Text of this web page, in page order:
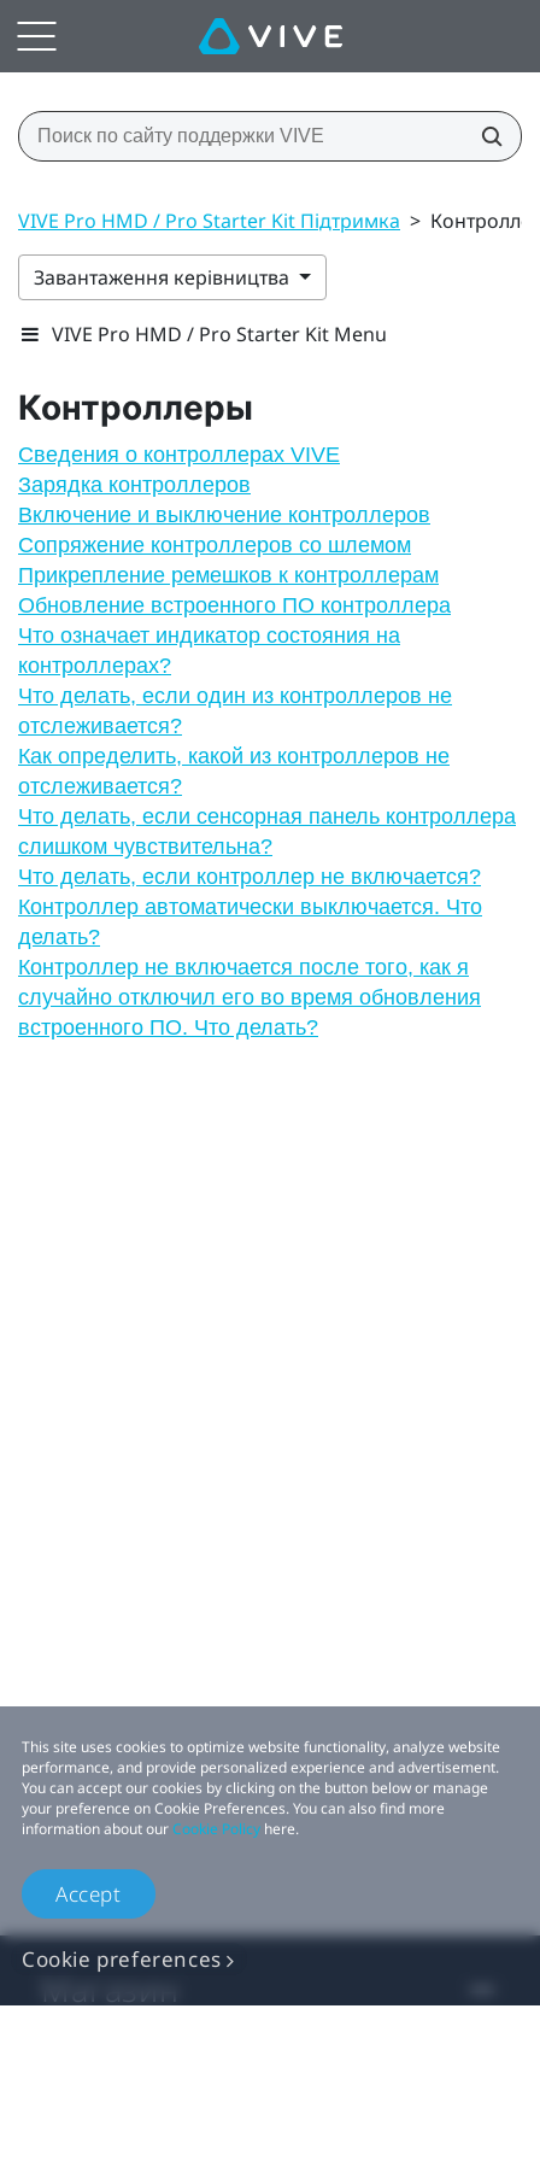
VIVE Pro HMD / Pro Starter Kit Підтримка >
Завантаження керівництва
VIVE Pro HMD / Pro Starter Kit Menu
Контроллеры
Сведения о контроллерах VIVE
Зарядка контроллеров
Включение и выключение контроллеров
Сопряжение контроллеров со шлемом
Прикрепление ремешков к контроллерам
Обновление встроенного ПО контроллера
Что означает индикатор состояния на
контроллерах?
Что делать, если один из контроллеров не
отслеживается?
Как определить, какой из контроллеров не
отслеживается?
Что делать, если сенсорная панель контроллера
слишком чувствительна?
Что делать, если контроллер не включается?
Контроллер автоматически выключается. Что
делать?
Контроллер не включается после того, как я
случайно отключил его во время обновления
встроенного ПО. Что делать?
This site uses cookies to optimize website functionality, analyze website
performance, and provide personalized experience and advertisement.
You can accept our cookies by clicking on the button below or manage
your preference on Cookie Preferences. You can also find more
information about ourCookie Policy here.
Accept
Cookie preferences
Магазин